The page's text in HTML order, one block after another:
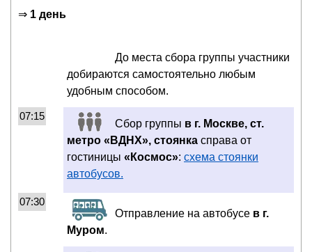
⇒ 1 день
До места сбора группы участники
добираются самостоятельно любым
удобным способом.
07:15
Сбор группы в г. Москве, ст.
метро «ВДНХ», стоянка справа от
гостиницы «Космос»: схема стоянки
автобусов.
07:30
Отправление на автобусе в г.
Муром.